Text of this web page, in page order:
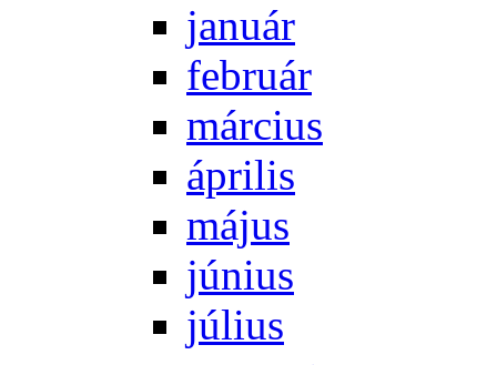
ja­nu­ár
feb­ru­ár
már­ci­us
áp­ri­lis
má­jus
jú­ni­us
jú­li­us